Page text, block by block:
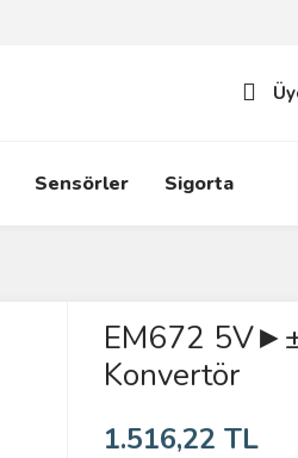
Sensörler Sigorta
EM672
Konvertör
1.516,22 TL